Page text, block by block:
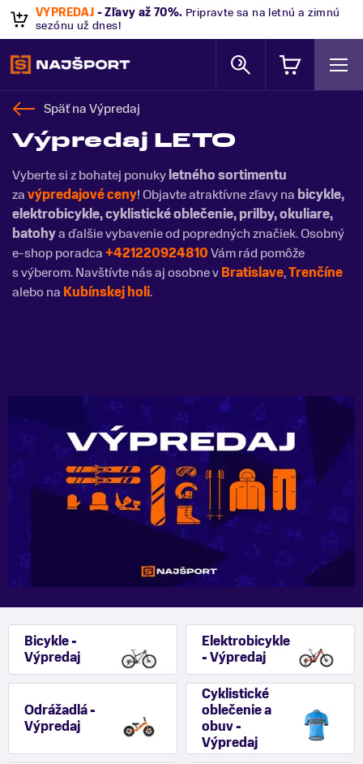
VÝPREDAJ - Zľavy až 70%. Pripravte sa na letnú a zimnú
sezónu už dnes!
Späť naVýpredaj
Výpredaj LETO
Vyberte si z bohatej ponukyletného sortimentu
zavýpredajové ceny! Objavte atraktívne zľavy na bicykle,
elektrobicykle, cyklistickéoblečenie, prilby, okuliare,
batohya ďalšie vybavenie od popredných značiek. Osobný
e-shop poradca+421220924810Vám rád pomôže
s výberom. Navštívte nás aj osobne vBratislave,Trenčíne
alebo na Kubínskej holi.
Bicykle -
Výpredaj
Elektrobicykle
- Výpredaj
Odrážadlá -
Výpredaj
Cyklistické
oblečenie a
obuv -
Výpredaj